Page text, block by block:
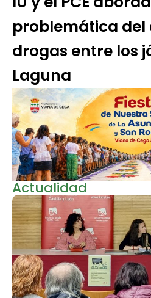
problemática del
drogas entre los
Laguna
Actualidad